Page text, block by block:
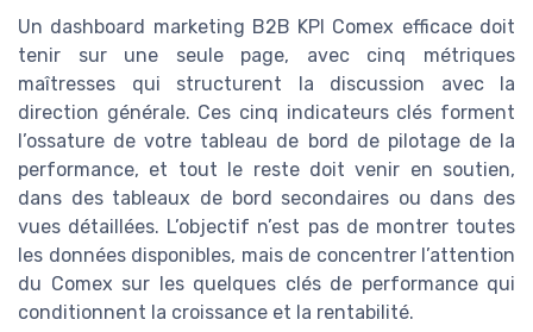
Un dashboard marketing B2B KPI Comex efficace doit
tenir sur une seule page, avec cinq métriques
maîtresses qui structurent la discussion avec la
direction générale. Ces cinq indicateurs clés forment
l’ossature de votre tableau de bord de pilotage de la
performance, et tout le reste doit venir en soutien,
dans des tableaux de bord secondaires ou dans des
vues détaillées. L’objectif n’est pas de montrer toutes
les données disponibles, mais de concentrer l’attention
du Comex sur les quelques clés de performance qui
conditionnent la croissance et la rentabilité.